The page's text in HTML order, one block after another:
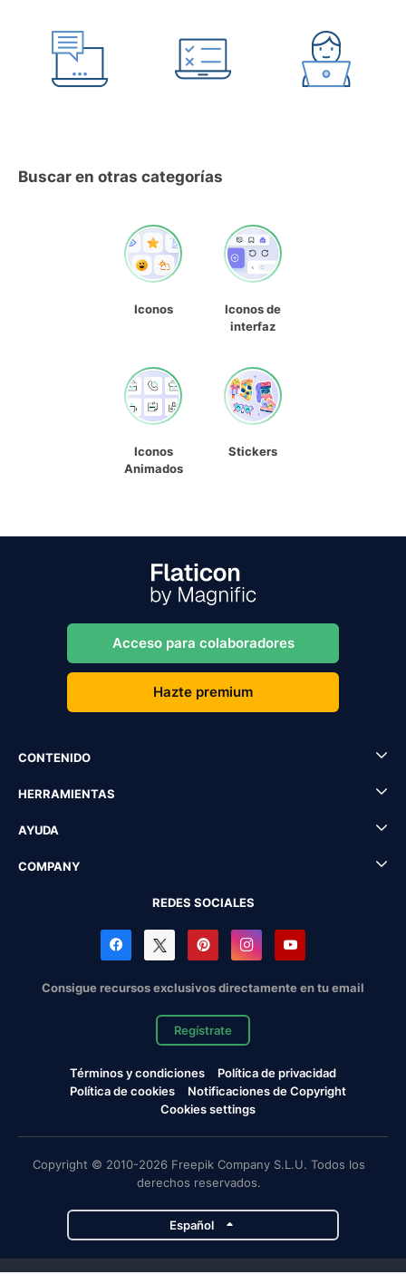
Buscar en otras categorías
Iconos
Iconos de
interfaz
Iconos
Animados
Stickers
Acceso para colaboradores
Hazte premium
CONTENIDO
HERRAMIENTAS
AYUDA
COMPANY
REDES SOCIALES
Consigue recursos exclusivos directamente en tu email
Regístrate
Términos y condiciones
Política de privacidad
Política de cookies
Notificaciones de Copyright
Cookies settings
Copyright © 2010-2026 Freepik Company S.L.U. Todos los
derechos reservados.
Español